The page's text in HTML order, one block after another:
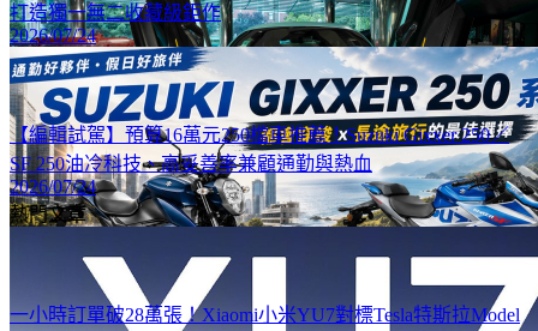
打造獨一無二收藏級鉅作
2026/07/24
【編輯試駕】預算16萬元250檔車推薦！Suzuki Gixxer 250／
SF 250油冷科技、高妥善率兼顧通勤與熱血
2026/07/24
熱門文章
一小時訂單破28萬張！Xiaomi小米YU7對標Tesla特斯拉Model